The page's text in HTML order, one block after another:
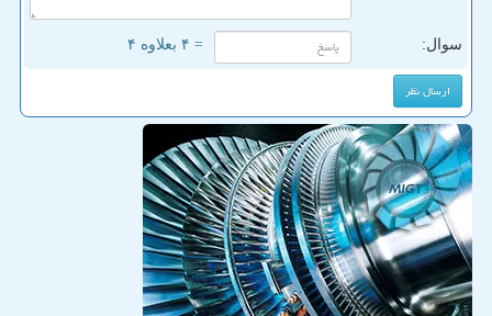
سوال: = ۴ بعلاوه ۴